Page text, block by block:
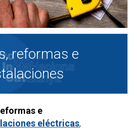
reformas e
e
eléctricas,